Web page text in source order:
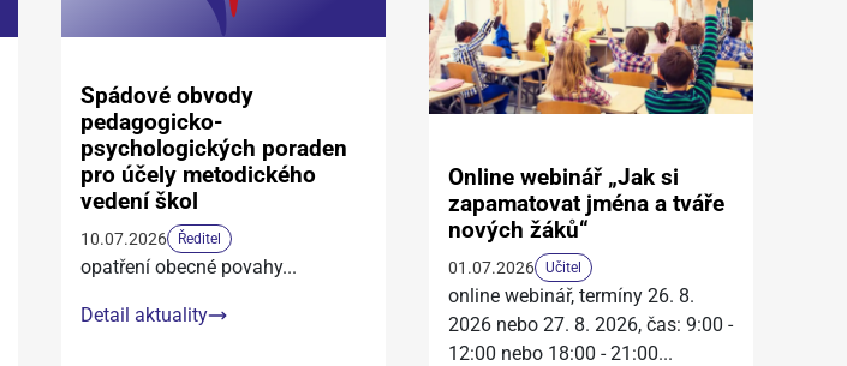
Spádové obvody
pedagogicko-
psychologických poraden
pro účely metodického
vedení škol
10.07.2026 Ředitel
opatření obecné povahy...
Detail aktuality
Online webinář „Jak si
zapamatovat jména a tváře
nových žáků“
01.07.2026 Učitel
online webinář, termíny 26. 8.
2026 nebo 27. 8. 2026, čas: 9:00 -
12:00 nebo 18:00 - 21:00...